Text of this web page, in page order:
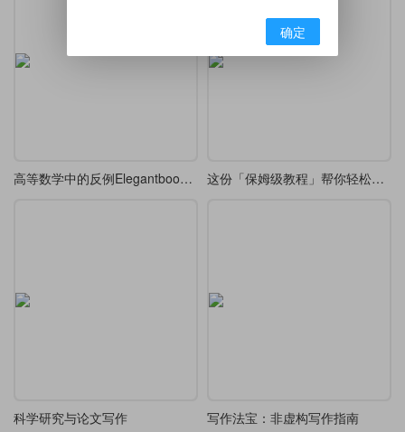
高等数学中的反例Elegantbook重排 这份「保姆级教程」帮你轻松通关 LaTeX
科学研究与论文写作 写作法宝：非虚构写作指南
确定